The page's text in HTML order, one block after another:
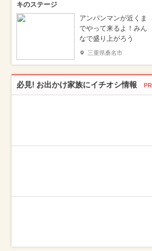
キのステージ
アンパンマンが近くま
でやって来るよ！みん
なで盛り上がろう
三重県桑名市
必見! お出かけ家族にイチオシ情報 PR